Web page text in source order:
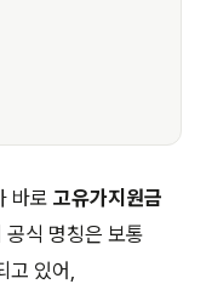
바로 고유가지원금
공식 명칭은 보통
고 있어,